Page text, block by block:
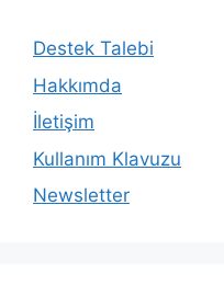
Destek Talebi
Hakkımda
İletişim
Kullanım Klavuzu
Newsletter